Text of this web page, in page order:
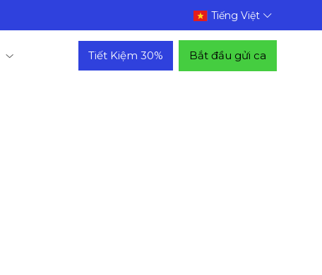
Tiếng Việt
Tiết Kiệm 30% Bắt đầu gửi ca